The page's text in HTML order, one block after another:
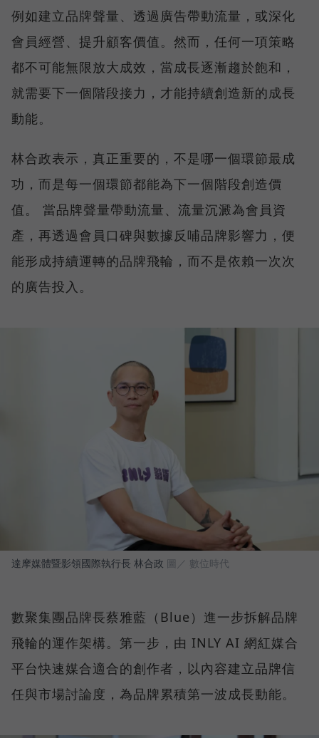
例如建立品牌聲量、透過廣告帶動流量，或深化
會員經營、提升顧客價值。然而，任何一項策略
都不可能無限放大成效，當成長逐漸趨於飽和，
就需要下一個階段接力，才能持續創造新的成長
動能。
林合政表示，真正重要的，不是哪一個環節最成
功，而是每一個環節都能為下一個階段創造價
值。 當品牌聲量帶動流量、流量沉澱為會員資
產，再透過會員口碑與數據反哺品牌影響力，便
能形成持續運轉的品牌飛輪，而不是依賴一次次
的廣告投入。
達摩媒體暨影領國際執行長 林合政 圖／ 數位時代
數聚集團品牌長蔡雅藍（Blue）進一步拆解品牌
飛輪的運作架構。第一步，由 INLY AI 網紅媒合
平台快速媒合適合的創作者，以內容建立品牌信
任與市場討論度，為品牌累積第一波成長動能。